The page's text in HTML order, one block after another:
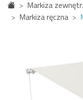
Markiza
Markiza ręczna